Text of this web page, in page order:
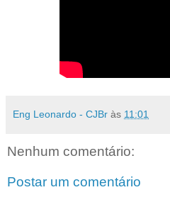
Eng Leonardo - CJBr às 11:01
Nenhum comentário:
Postar um comentário